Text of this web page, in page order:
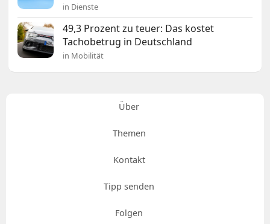
in Dienste
49,3 Prozent zu teuer: Das kostet
Tachobetrug in Deutschland
in Mobilität
Über
Themen
Kontakt
Tipp senden
Folgen